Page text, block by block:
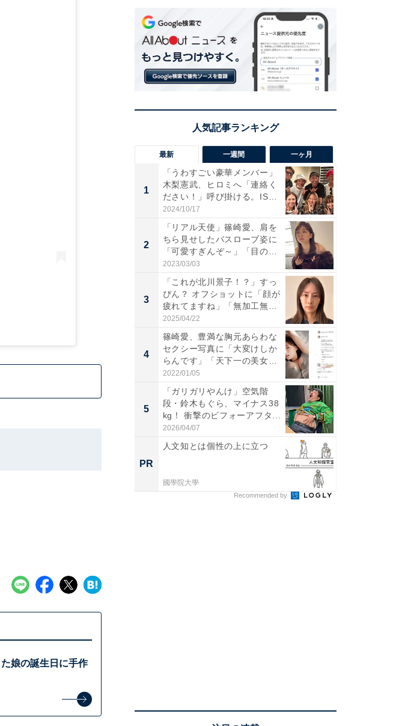
娘の誕生日に手作
最新 一週間 一ヶ月
1
「うわすごい豪華メンバー」
木梨憲武、ヒロミへ「連絡く
ださい！」呼び掛ける。IS
S...
2024/10/17
2
「リアル天使」篠崎愛、肩を
ちら見せしたバスローブ姿に
「可愛すぎんぞ～」「目の表
情...
2023/03/03
3
「これが北川景子！？」すっ
ぴん？ オフショットに「顔が
疲れてますね」「無加工無
表...
2025/04/22
4
篠崎愛、豊満な胸元あらわな
セクシー写真に「大変けしか
らんです」「天下一の美女で
す...
2022/01/05
5
「ガリガリやんけ」空気階
段・鈴木もぐら、マイナス38
kg！ 衝撃のビフォーアフタ...
2026/04/07
PR
人文知とは個性の上に立つ
國學院大學
Recommended by